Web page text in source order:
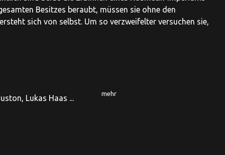
Besitzes beraubt, müssen sie ohne den
sich von selbst. Um so verzweifelter versuchen sie,
Lukas Haas ...
mehr